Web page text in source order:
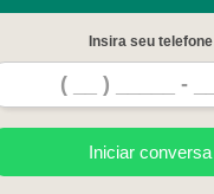
Contato
Mapa do site
Insira seu telefone
Iniciar conversa